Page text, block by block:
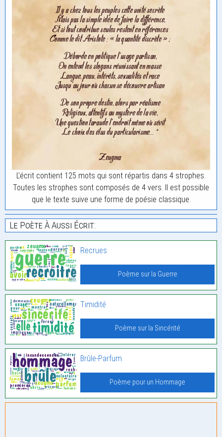
L'écrit contient 125 mots qui sont répartis dans 4 strophes.
Toutes les strophes sont composés de 4 vers. Il est possible
que le texte suive une forme de poésie classique.
Le Poète À Aussi Écrit:
Recrues
Poème sur la Guerre
Timidité
Poème sur la Sincérité
Brûle-Parfum
Poème pour un Hommage